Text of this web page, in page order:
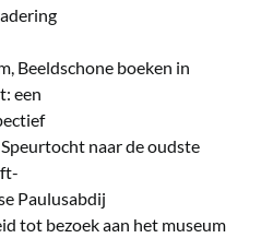
Beeldschone boeken in
een
naar de oudste
Paulusabdij
tot bezoek aan het museum